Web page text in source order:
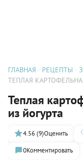
ГЛАВНАЯ РЕЦЕПТЫ
ТЕПЛАЯ
Теплая
из йогурта
4.56 (9)Оценить
0Комментировать